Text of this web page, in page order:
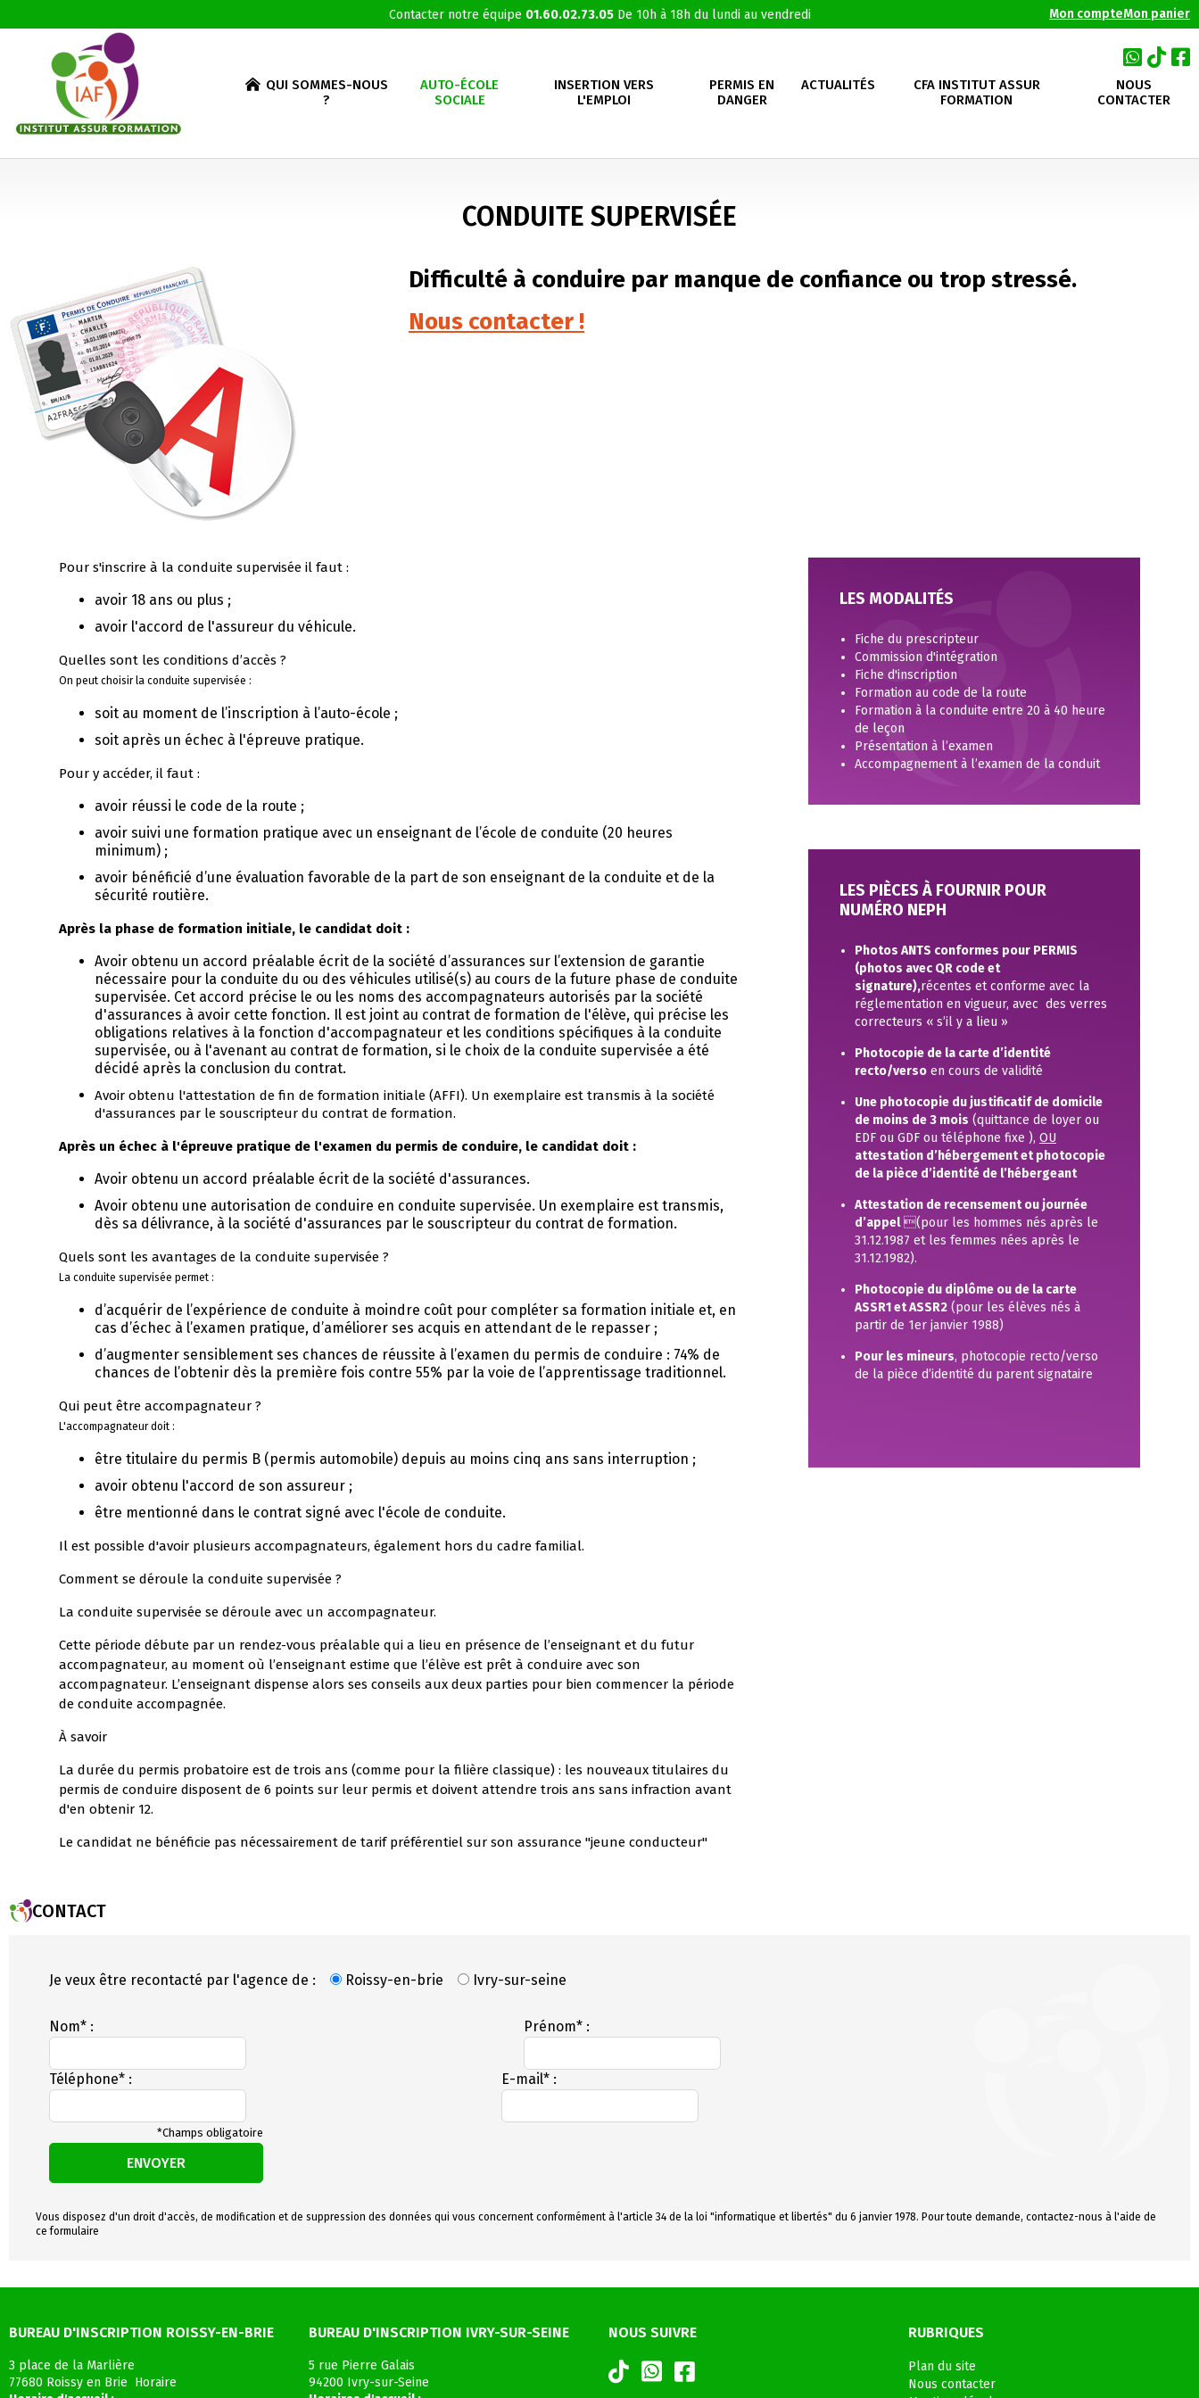
Contacter notre équipe 01.60.02.73.05 De 10h à 18h du lundi au vendredi Mon compteMon panier
QUI SOMMES-NOUS
?
AUTO-ÉCOLE
SOCIALE
INSERTION VERS
L'EMPLOI
PERMIS EN
DANGER
ACTUALITÉS
CFA INSTITUT ASSUR
FORMATION
NOUS
CONTACTER
CONDUITE SUPERVISÉE
Difficulté à conduire par manque de confiance ou trop stressé.
Nous contacter !
Pour s'inscrire à la conduite supervisée il faut :
avoir 18 ans ou plus ;
avoir l'accord de l'assureur du véhicule.
Quelles sont les conditions d’accès ?
On peut choisir la conduite supervisée :
soit au moment de l’inscription à l’auto-école ;
soit après un échec à l'épreuve pratique.
Pour y accéder, il faut :
avoir réussi le code de la route ;
avoir suivi une formation pratique avec un enseignant de l’école de conduite (20 heures
minimum) ;
avoir bénéficié d’une évaluation favorable de la part de son enseignant de la conduite et de la
sécurité routière.
Après la phase de formation initiale, le candidat doit :
Avoir obtenu un accord préalable écrit de la société d’assurances sur l’extension de garantie
nécessaire pour la conduite du ou des véhicules utilisé(s) au cours de la future phase de conduite
supervisée. Cet accord précise le ou les noms des accompagnateurs autorisés par la société
d'assurances à avoir cette fonction. Il est joint au contrat de formation de l'élève, qui précise les
obligations relatives à la fonction d'accompagnateur et les conditions spécifiques à la conduite
supervisée, ou à l'avenant au contrat de formation, si le choix de la conduite supervisée a été
décidé après la conclusion du contrat.
Avoir obtenu l'attestation de fin de formation initiale (AFFI). Un exemplaire est transmis à la société
d'assurances par le souscripteur du contrat de formation.
Après un échec à l'épreuve pratique de l'examen du permis de conduire, le candidat doit :
Avoir obtenu un accord préalable écrit de la société d'assurances.
Avoir obtenu une autorisation de conduire en conduite supervisée. Un exemplaire est transmis,
dès sa délivrance, à la société d'assurances par le souscripteur du contrat de formation.
Quels sont les avantages de la conduite supervisée ?
La conduite supervisée permet :
d’acquérir de l’expérience de conduite à moindre coût pour compléter sa formation initiale et, en
cas d’échec à l’examen pratique, d’améliorer ses acquis en attendant de le repasser ;
d’augmenter sensiblement ses chances de réussite à l’examen du permis de conduire : 74% de
chances de l’obtenir dès la première fois contre 55% par la voie de l’apprentissage traditionnel.
Qui peut être accompagnateur ?
L'accompagnateur doit :
être titulaire du permis B (permis automobile) depuis au moins cinq ans sans interruption ;
avoir obtenu l'accord de son assureur ;
être mentionné dans le contrat signé avec l'école de conduite.
Il est possible d'avoir plusieurs accompagnateurs, également hors du cadre familial.
Comment se déroule la conduite supervisée ?
La conduite supervisée se déroule avec un accompagnateur.
Cette période débute par un rendez-vous préalable qui a lieu en présence de l’enseignant et du futur
accompagnateur, au moment où l’enseignant estime que l’élève est prêt à conduire avec son
accompagnateur. L’enseignant dispense alors ses conseils aux deux parties pour bien commencer la période
de conduite accompagnée.
À savoir
La durée du permis probatoire est de trois ans (comme pour la filière classique) : les nouveaux titulaires du
permis de conduire disposent de 6 points sur leur permis et doivent attendre trois ans sans infraction avant
d'en obtenir 12.
Le candidat ne bénéficie pas nécessairement de tarif préférentiel sur son assurance "jeune conducteur"
LES MODALITÉS
Fiche du prescripteur
Commission d'intégration
Fiche d'inscription
Formation au code de la route
Formation à la conduite entre 20 à 40 heure
de leçon
Présentation à l’examen
Accompagnement à l’examen de la conduit
LES PIÈCES À FOURNIR POUR
NUMÉRO NEPH
Photos ANTS conformes pour PERMIS
(photos avec QR code et
signature),récentes et conforme avec la
réglementation en vigueur, avec des verres
correcteurs « s’il y a lieu »
Photocopie de la carte d’identité
recto/verso en cours de validité
Une photocopie du justificatif de domicile
de moins de 3 mois (quittance de loyer ou
EDF ou GDF ou téléphone fixe ), OU
attestation d’hébergement et photocopie
de la pièce d’identité de l’hébergeant
Attestation de recensement ou journée
d’appel(pour les hommes nés après le
31.12.1987 et les femmes nées après le
31.12.1982).
Photocopie du diplôme ou de la carte
ASSR1 et ASSR2 (pour les élèves nés à
partir de 1er janvier 1988)
Pour les mineurs, photocopie recto/verso
de la pièce d’identité du parent signataire
CONTACT
Je veux être recontacté par l'agence de : Roissy-en-brie Ivry-sur-seine
Nom* : Prénom* :
Téléphone* : E-mail* :
*Champs obligatoire
ENVOYER
Vous disposez d'un droit d'accès, de modification et de suppression des données qui vous concernent conformément à l'article 34 de la loi "informatique et libertés" du 6 janvier 1978. Pour toute demande, contactez-nous à l'aide de
ce formulaire
BUREAU D'INSCRIPTION ROISSY-EN-BRIE
3 place de la Marlière
77680 Roissy en Brie Horaire
BUREAU D'INSCRIPTION IVRY-SUR-SEINE
5 rue Pierre Galais
94200 Ivry-sur-Seine
NOUS SUIVRE RUBRIQUES
Plan du site
Nous contacter